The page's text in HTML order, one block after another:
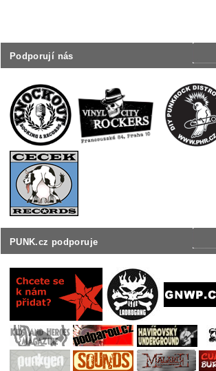
Podporují nás
PUNK.cz podporuje